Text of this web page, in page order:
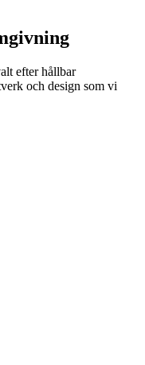
efter hållbar
och design som vi